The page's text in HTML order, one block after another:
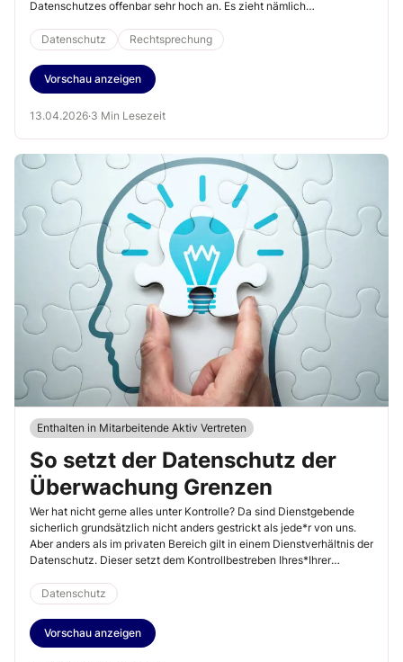
Datenschutzes offenbar sehr hoch an. Es zieht nämlich
Datenschutz
Rechtsprechung
Vorschau anzeigen
13.04.2026·3 Min Lesezeit
Enthalten in Mitarbeitende Aktiv Vertreten
So setzt der Datenschutz der
Überwachung Grenzen
Wer hat nicht gerne alles unter Kontrolle? Da sind Dienstgebende
sicherlich grundsätzlich nicht anders gestrickt als jede*r von uns.
Aber anders als im privaten Bereich gilt in einem Dienstverhältnis der
Datenschutz. Dieser setzt dem Kontrollbestreben Ihres*Ihrer
Datenschutz
Vorschau anzeigen